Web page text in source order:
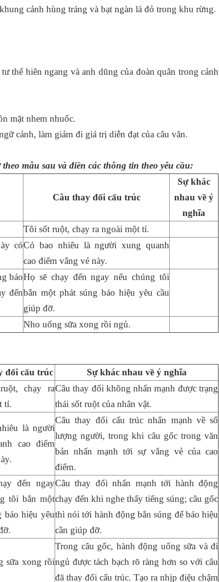
cảnh hùng tráng và bạt ngàn lá đỏ trong khu rừng.
thế hiên ngang và anh dũng của đoàn quân trong cảnh
mặt nhem nhuốc.
cảnh, làm giảm đi giá trị diễn đạt của câu văn.
mẫu sau và điền các thông tin theo yêu cầu:
Câu thay đổi cấu trúc
Sự khác
nhau về ý
nghĩa
Tôi sốt ruột, chạy ra ngoài một tí.
cóCó bao nhiêu là người xung quanh
cao điểm vắng vẻ này.
báo
đến
Họ sẽ chạy đến ngay nếu chúng tôi
bắn một phát súng báo hiệu yêu cầu
giúp đỡ.
Nho uống sữa xong rồi ngủ.
đổi cấu trúc Sự khác nhau về ý nghĩa
chạy ra
tí.
Câu thay đổi không nhấn mạnh được trạng
thái sốt ruột của nhân vật.
là người
cao điểm
Câu thay đổi cấu trúc nhấn mạnh về số
lượng người, trong khi câu gốc trong văn
bản nhấn mạnh tới sự vắng vẻ của cao
điểm.
đến ngay
tôi bắn một
báo hiệu yêu
Câu thay đổi nhấn mạnh tới hành động
chạy đến khi nghe thấy tiếng súng; câu gốc
thì nói tới hành động bắn súng để báo hiệu
cần giúp đỡ.
sữa xong rồi
Trong câu gốc, hành động uống sữa và đi
ngủ được tách bạch rõ ràng hơn so với câu
đã thay đổi cấu trúc. Tạo ra nhịp điệu chậm